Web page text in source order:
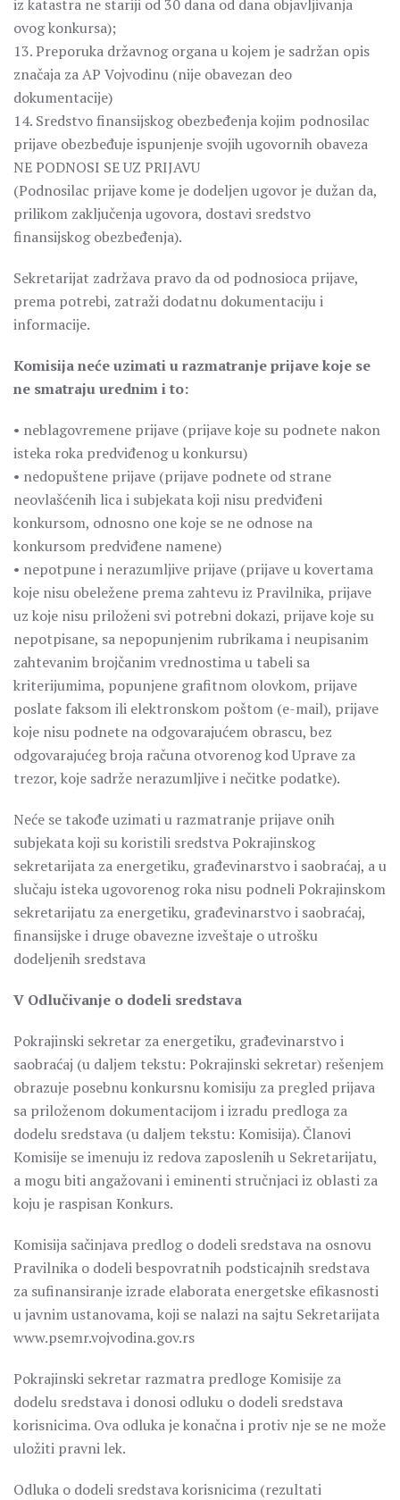
iz katastra ne stariji od 30 dana od dana objavljivanja
ovog konkursa);
13. Preporuka državnog organa u kojem je sadržan opis
značaja za AP Vojvodinu (nije obavezan deo
dokumentacije)
14. Sredstvo finansijskog obezbeđenja kojim podnosilac
prijave obezbeđuje ispunjenje svojih ugovornih obaveza
NE PODNOSI SE UZ PRIJAVU
(Podnosilac prijave kome je dodeljen ugovor je dužan da,
prilikom zaključenja ugovora, dostavi sredstvo
finansijskog obezbeđenja).
Sekretarijat zadržava pravo da od podnosioca prijave,
prema potrebi, zatraži dodatnu dokumentaciju i
informacije.
Komisija neće uzimati u razmatranje prijave koje se
ne smatraju urednim i to:
• neblagovremene prijave (prijave koje su podnete nakon
isteka roka predviđenog u konkursu)
• nedopuštene prijave (prijave podnete od strane
neovlašćenih lica i subjekata koji nisu predviđeni
konkursom, odnosno one koje se ne odnose na
konkursom predviđene namene)
• nepotpune i nerazumljive prijave (prijave u kovertama
koje nisu obeležene prema zahtevu iz Pravilnika, prijave
uz koje nisu priloženi svi potrebni dokazi, prijave koje su
nepotpisane, sa nepopunjenim rubrikama i neupisanim
zahtevanim brojčanim vrednostima u tabeli sa
kriterijumima, popunjene grafitnom olovkom, prijave
poslate faksom ili elektronskom poštom (e-mail), prijave
koje nisu podnete na odgovarajućem obrascu, bez
odgovarajućeg broja računa otvorenog kod Uprave za
trezor, koje sadrže nerazumljive i nečitke podatke).
Neće se takođe uzimati u razmatranje prijave onih
subjekata koji su koristili sredstva Pokrajinskog
sekretarijata za energetiku, građevinarstvo i saobraćaj, a u
slučaju isteka ugovorenog roka nisu podneli Pokrajinskom
sekretarijatu za energetiku, građevinarstvo i saobraćaj,
finansijske i druge obavezne izveštaje o utrošku
dodeljenih sredstava
V Odlučivanje o dodeli sredstava
Pokrajinski sekretar za energetiku, građevinarstvo i
saobraćaj (u daljem tekstu: Pokrajinski sekretar) rešenjem
obrazuje posebnu konkursnu komisiju za pregled prijava
sa priloženom dokumentacijom i izradu predloga za
dodelu sredstava (u daljem tekstu: Komisija). Članovi
Komisije se imenuju iz redova zaposlenih u Sekretarijatu,
a mogu biti angažovani i eminenti stručnjaci iz oblasti za
koju je raspisan Konkurs.
Komisija sačinjava predlog o dodeli sredstava na osnovu
Pravilnika o dodeli bespovratnih podsticajnih sredstava
za sufinansiranje izrade elaborata energetske efikasnosti
u javnim ustanovama, koji se nalazi na sajtu Sekretarijata
www.psemr.vojvodina.gov.rs
Pokrajinski sekretar razmatra predloge Komisije za
dodelu sredstava i donosi odluku o dodeli sredstava
korisnicima. Ova odluka je konačna i protiv nje se ne može
uložiti pravni lek.
Odluka o dodeli sredstava korisnicima (rezultati